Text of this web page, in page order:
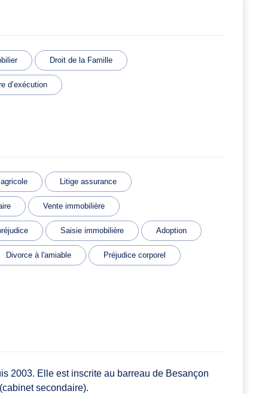
Droit de la Famille
d’exécution
Litige assurance
Vente immobilière
Saisie immobilière Adoption
Divorce à l'amiable Préjudice corporel
2003. Elle est inscrite au barreau de Besançon
secondaire).